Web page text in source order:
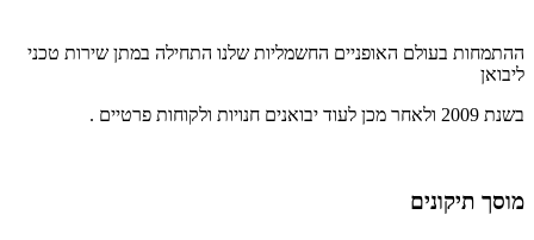
ההתמחות בעולם האופניים החשמליות שלנו התחילה במתן שירות טכני
ליבואן
בשנת 2009 ולאחר מכן לעוד יבואנים חנויות ולקוחות פרטיים .
מוסך תיקונים